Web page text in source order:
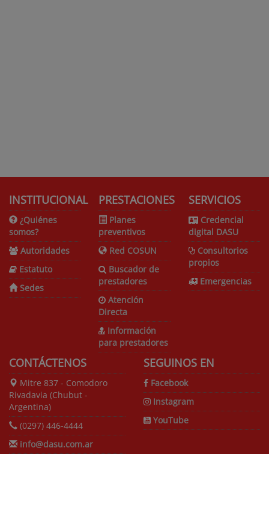
INSTITUCIONAL
¿Quiénes
somos?
Autoridades
Estatuto
Sedes
PRESTACIONES
Planes
preventivos
Red COSUN
Buscador de
prestadores
Atención
Directa
Información
para prestadores
SERVICIOS
Credencial
digital DASU
Consultorios
propios
Emergencias
CONTÁCTENOS
Mitre 837 - Comodoro
Rivadavia (Chubut -
Argentina)
(0297) 446-4444
info@dasu.com.ar
SEGUINOS EN
Facebook
Instagram
YouTube